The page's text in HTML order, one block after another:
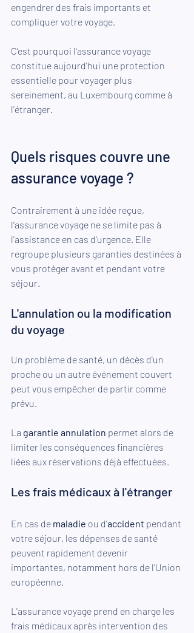
engendrer des frais importants et
compliquer votre voyage.
C'est pourquoi l'assurance voyage
constitue aujourd'hui une protection
essentielle pour voyager plus
sereinement, au Luxembourg comme à
l'étranger.
Quels risques couvre une
assurance voyage ?
Contrairement à une idée reçue,
l'assurance voyage ne se limite pas à
l'assistance en cas d'urgence. Elle
regroupe plusieurs garanties destinées à
vous protéger avant et pendant votre
séjour.
L'annulation ou la modification
du voyage
Un problème de santé, un décès d'un
proche ou un autre événement couvert
peut vous empêcher de partir comme
prévu.
La garantie annulation permet alors de
limiter les conséquences financières
liées aux réservations déjà effectuées.
Les frais médicaux à l'étranger
En cas de maladie ou d'accident pendant
votre séjour, les dépenses de santé
peuvent rapidement devenir
importantes, notamment hors de l'Union
européenne.
L'assurance voyage prend en charge les
frais médicaux après intervention des